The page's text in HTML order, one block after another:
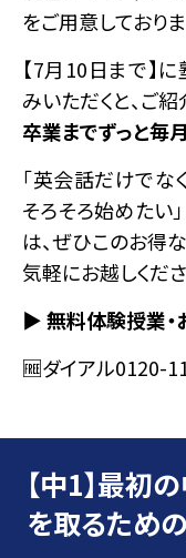
をご用意しておりま
【7月10日まで】
みいただくと、ご
卒業までずっと毎
「英会話だけでな
そろそろ始めたい
は、ぜひこのお得
気軽にお越しくださ
▶ 無料体験授業・
🆓ダイアル0120-
【中1】最初
を取るため